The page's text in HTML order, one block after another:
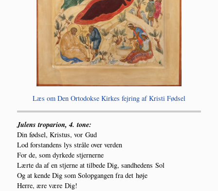
Læs om Den Orto­dok­se Kir­kes fejring af Kri­sti Fødsel
Julens tro­pa­rion, 4. tone:
Din fød­sel, Kristus, vor Gud
Lod for­stan­dens lys strå­le over ver­den
For de, som dyr­ke­de stjer­ner­ne
Lær­te da af en stjer­ne at til­be­de Dig, sand­he­dens Sol
Og at ken­de Dig som Sol­op­gan­gen fra det høje
Her­re, ære være Dig!